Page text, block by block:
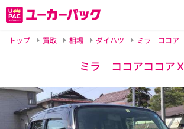
トップ
買取 相場 ダイハツ ミラ ココア
ミラ ココアココアＸ